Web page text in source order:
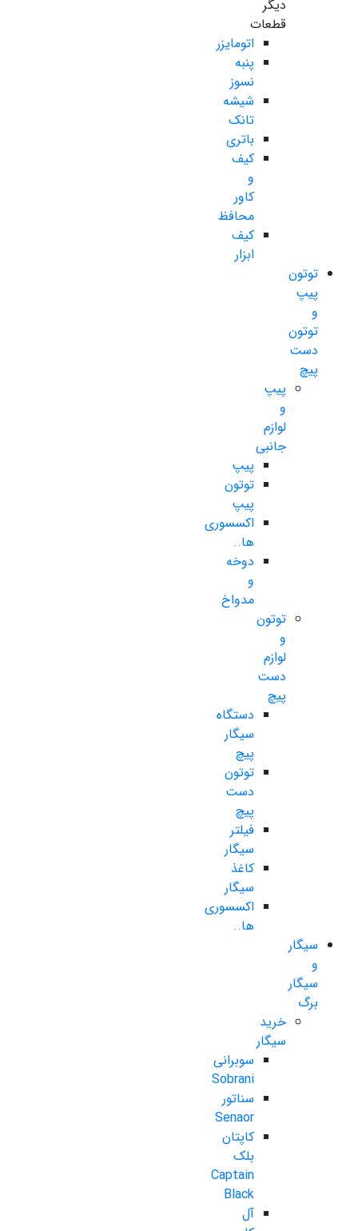
دیگر
قطعات
اتومایزر
پنبه
نسوز
شیشه
تانک
باتری
کیف
و
کاور
محافظ
کیف
ابزار
توتون
پیپ
و
توتون
دست
پیچ
پیپ
و
لوازم
جانبی
پیپ
توتون
پیپ
اکسسوری
ها..
دوخه
و
مدواخ
توتون
و
لوازم
دست
پیچ
دستگاه
سیگار
پیچ
توتون
دست
پیچ
فیلتر
سیگار
کاغذ
سیگار
اکسسوری
ها..
سیگار
و
سیگار
برگ
خرید
سیگار
سوبرانی
Sobrani
سناتور
Senaor
کاپتان
بلک
Captain
Black
آل